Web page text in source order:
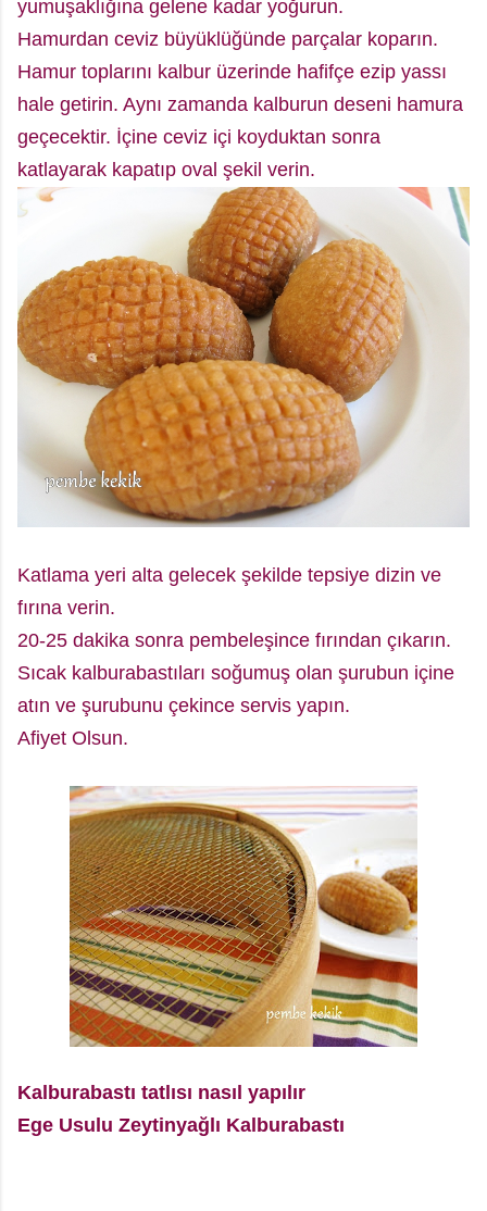
yumuşaklığına gelene kadar yoğurun.
Hamurdan ceviz büyüklüğünde parçalar koparın.
Hamur toplarını kalbur üzerinde hafifçe ezip yassı
hale getirin. Aynı zamanda kalburun deseni hamura
geçecektir. İçine ceviz içi koyduktan sonra
katlayarak kapatıp oval şekil verin.
Katlama yeri alta gelecek şekilde tepsiye dizin ve
fırına verin.
20-25 dakika sonra pembeleşince fırından çıkarın.
Sıcak kalburabastıları soğumuş olan şurubun içine
atın ve şurubunu çekince servis yapın.
Afiyet Olsun.
Kalburabastı tatlısı nasıl yapılır
Ege Usulu Zeytinyağlı Kalburabastı